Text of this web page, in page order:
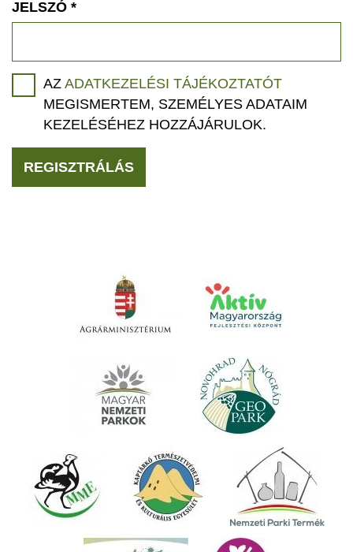
JELSZÓ *
AZ ADATKEZELÉSI TÁJÉKOZTATÓT
MEGISMERTEM, SZEMÉLYES ADATAIM
KEZELÉSÉHEZ HOZZÁJÁRULOK.
REGISZTRÁLÁS